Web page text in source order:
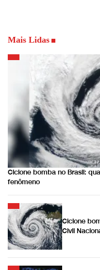
Mais Lidas
Ciclone bomba no Brasil:
fenômeno
Ciclone
Civil